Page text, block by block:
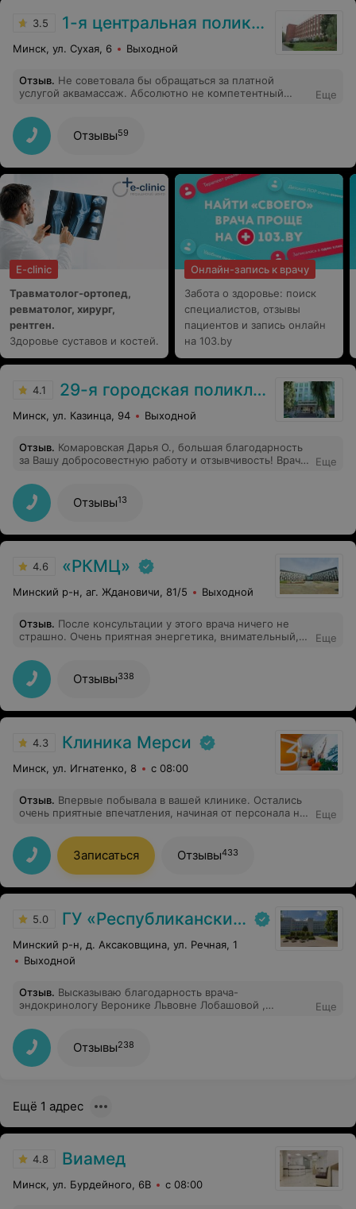
игрушек, столики, стульчики и т.д., а это здорово -
ребенок успевает расслабиться и спокойно заходит в
кабинет. Большая благодарность за ваш труд)
3.5 1-я центральная поликлиника
Минск, ул. Сухая, 6 Выходной
Отзыв. Не советовала бы обращаться за платной
услугой аквамассаж. Абсолютно не компетентный
знает. Информация по телефону дается не верная. Зря
потраченное время и нервы.
Еще
Отзывы59
E-clinic
Травматолог-ортопед,
ревматолог, хирург,
рентген.
Здоровье суставов и костей.
Онлайн-запись к врачу
Забота о здоровье: поиск
специалистов, отзывы
пациентов и запись онлайн
на 103.by
4.1 29-я городская поликлиника
Минск, ул. Казинца, 94 Выходной
Отзыв. Комаровская Дарья О., большая благодарность
за Вашу добросовестную работу и отзывчивость! Врач,
Еще
Отзывы13
4.6 «РКМЦ»
Минский р-н, аг. Ждановичи, 81/5 Выходной
Отзыв. После консультации у этого врача ничего не
страшно. Очень приятная энергетика, внимательный,
Еще
Отзывы338
4.3 Клиника Мерси
Минск, ул. Игнатенко, 8 с 08:00
Отзыв. Впервые побывала в вашей клинике. Остались
очень приятные впечатления, начиная от персонала на
Высокий уровень профессионализма! Рекомендую!
Еще
Записаться Отзывы433
5.0 ГУ «Республиканский научно-практический центр медицинской экспертизы и реабилитаци»
Минский р-н, д. Аксаковщина, ул. Речная, 1
Выходной
Отзыв. Высказываю благодарность врача-
эндокринологу Веронике Львовне Лобашовой ,
приёма, грамотную консультацию, уважительное
отношение ко мне. Доктор умеет успокоить, очень
доброжелательная, уважительная.
Еще
Отзывы238
Ещё 1 адрес
4.8 Виамед
Минск, ул. Бурдейного, 6В с 08:00